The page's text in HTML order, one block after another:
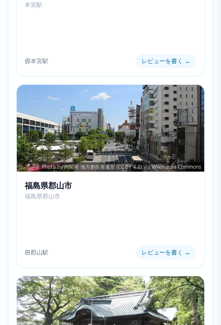
本宮駅
本宮駅 レビューを書く →
Photo by 内閣府 地方創生推進室 (CC BY 4.0) via Wikimedia Commons
福島県郡山市
福島県郡山市
郡山駅 レビューを書く →